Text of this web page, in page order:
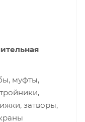
муфты,
затворы,